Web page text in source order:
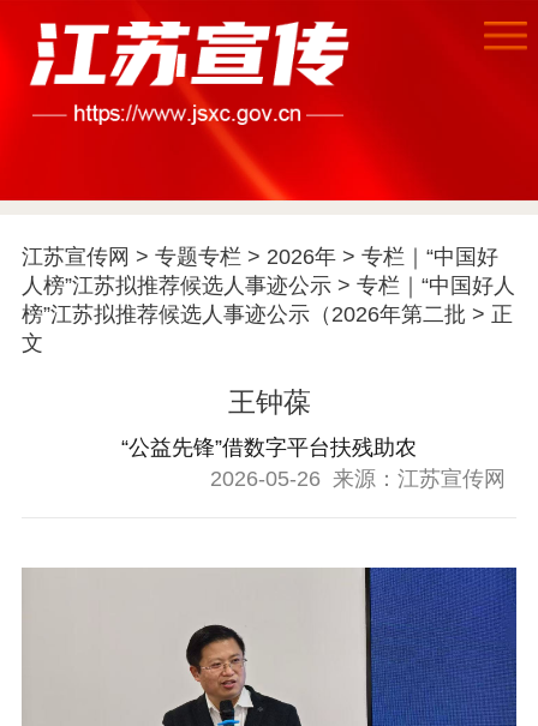
首页
公示公告
通知公告 信息公开制度
信息公开指南
理论武装
宣传宣讲 研究阐释
江苏宣传网 > 专题专栏 > 2026年> 专栏｜“中国好
人榜”江苏拟推荐候选人事迹公示> 专栏｜“中国好人
榜”江苏拟推荐候选人事迹公示（2026年第二批 > 正
文
王钟葆
“公益先锋”借数字平台扶残助农
2026-05-26 来源：江苏宣传网